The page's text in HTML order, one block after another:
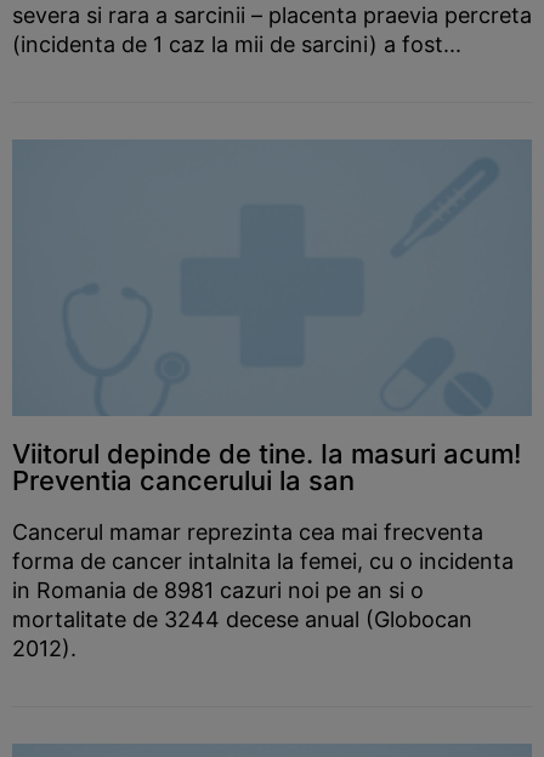
severa si rara a sarcinii – placenta praevia percreta
(incidenta de 1 caz la mii de sarcini) a fost...
Viitorul depinde de tine. Ia masuri acum!
Preventia cancerului la san
Cancerul mamar reprezinta cea mai frecventa
forma de cancer intalnita la femei, cu o incidenta
in Romania de 8981 cazuri noi pe an si o
mortalitate de 3244 decese anual (Globocan
2012).